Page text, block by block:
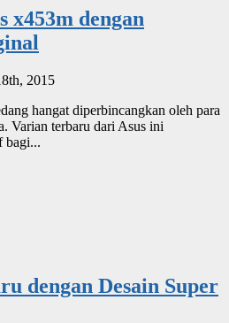
x453m dengan
2015
hangat diperbincangkan oleh para
Varian terbaru dari Asus ini
bagi...
dengan Desain Super